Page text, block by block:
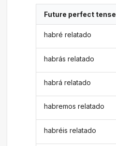
Future perfect tense
habré relatado
habrás relatado
habrá relatado
habremos relatado
habréis relatado